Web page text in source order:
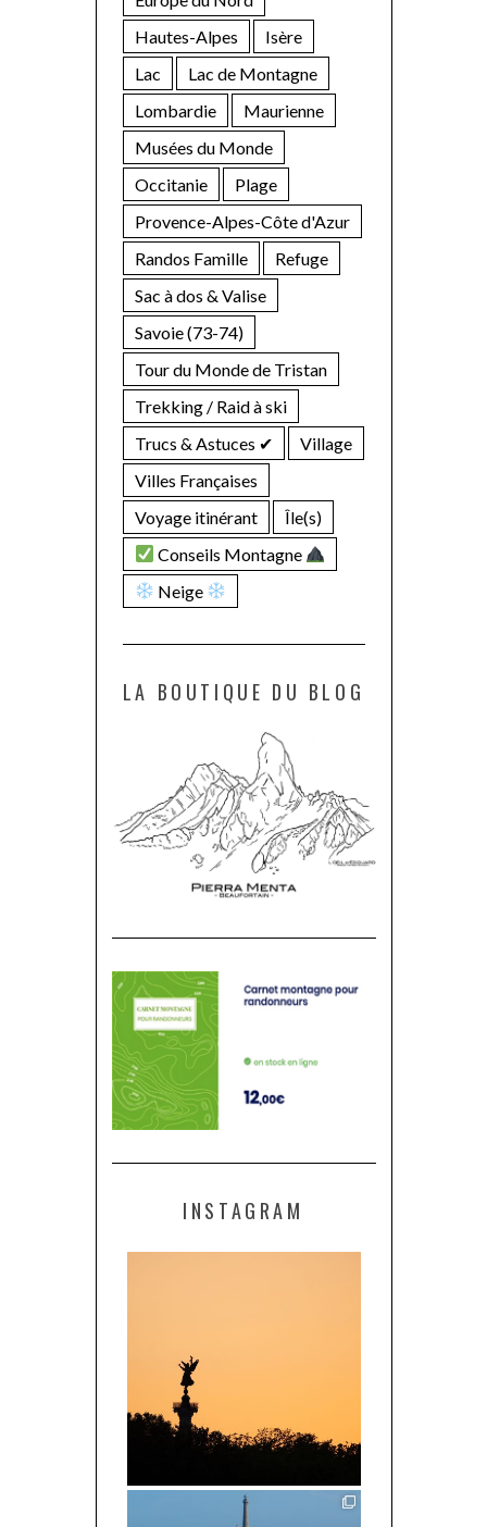
Hautes-Alpes
Isère
Lac
Lac de Montagne
Lombardie
Maurienne
Musées du Monde
Occitanie
Plage
Provence-Alpes-Côte d'Azur
Randos Famille
Refuge
Sac à dos & Valise
Savoie (73-74)
Tour du Monde de Tristan
Trekking / Raid à ski
Trucs & Astuces ✔︎
Village
Villes Françaises
Voyage itinérant
Île(s)
Conseils Montagne
Neige
LA BOUTIQUE DU BLOG
INSTAGRAM